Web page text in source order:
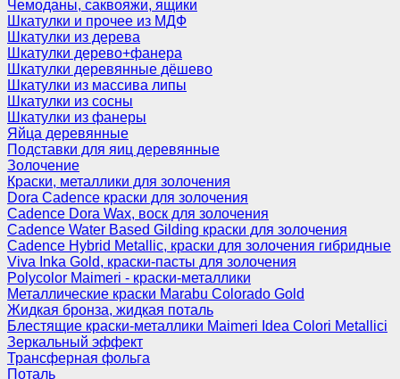
Чемоданы, саквояжи, ящики
Шкатулки и прочее из МДФ
Шкатулки из дерева
Шкатулки дерево+фанера
Шкатулки деревянные дёшево
Шкатулки из массива липы
Шкатулки из сосны
Шкатулки из фанеры
Яйца деревянные
Подставки для яиц деревянные
Золочение
Краски, металлики для золочения
Dora Cadence краски для золочения
Cadence Dora Wax, воск для золочения
Cadence Water Based Gilding краски для золочения
Cadence Hybrid Metallic, краски для золочения гибридные
Viva Inka Gold, краски-пасты для золочения
Polycolor Maimeri - краски-металлики
Металлические краски Marabu Colorado Gold
Жидкая бронза, жидкая поталь
Блестящие краски-металлики Maimeri Idea Colori Metallici
Зеркальный эффект
Трансферная фольга
Поталь